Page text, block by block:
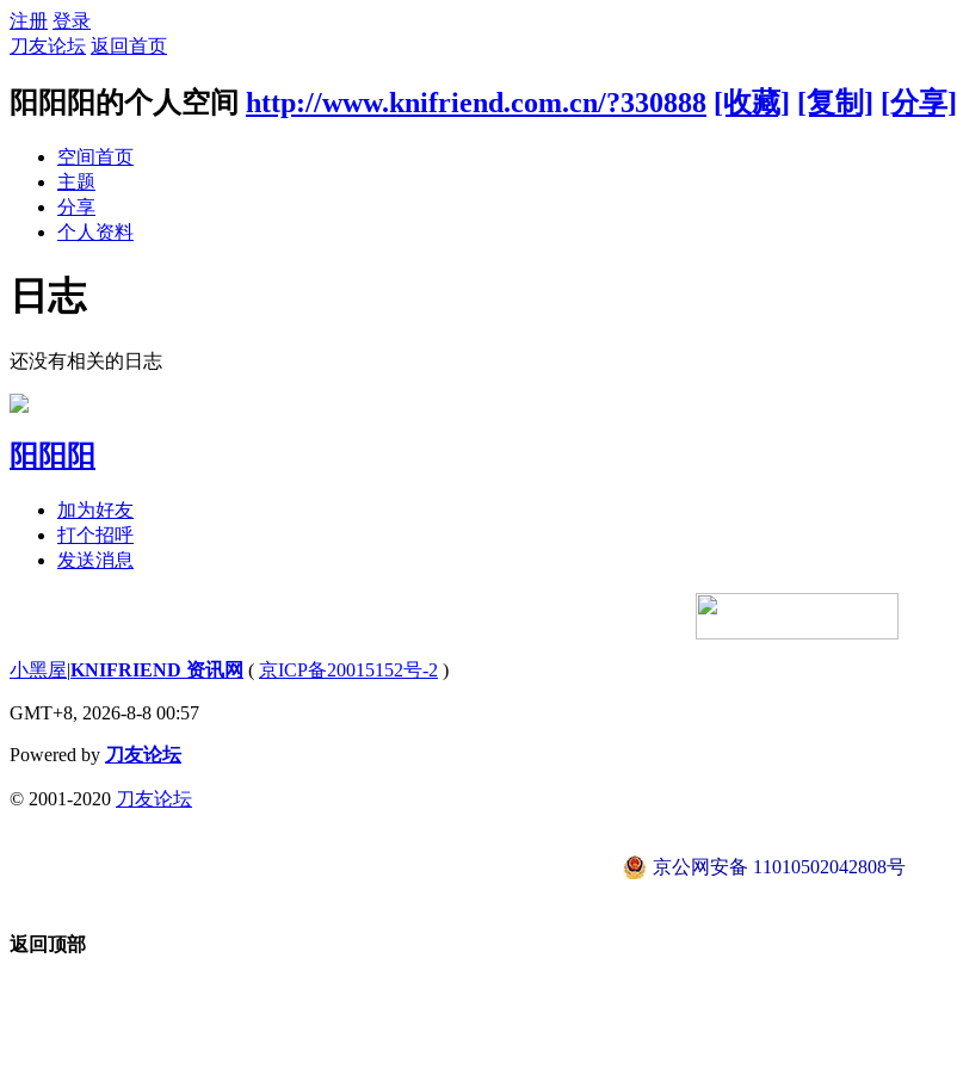
注册 登录
刀友论坛 返回首页
阳阳阳的个人空间 http://www.knifriend.com.cn/?330888 [收藏] [复制] [分享]
空间首页
主题
分享
个人资料
日志
还没有相关的日志
阳阳阳
加为好友
打个招呼
发送消息
小黑屋|KNIFRIEND 资讯网 ( 京ICP备20015152号-2 )
GMT+8, 2026-8-8 00:57
Powered by 刀友论坛
© 2001-2020 刀友论坛
京公网安备 11010502042808号
返回顶部